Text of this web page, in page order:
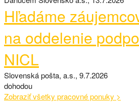
Hľadáme
na oddelenie
NICL
Slovenská pošta, a.s., 9.7.2026
dohodou
Zobraziť všetky pracovné ponuky >